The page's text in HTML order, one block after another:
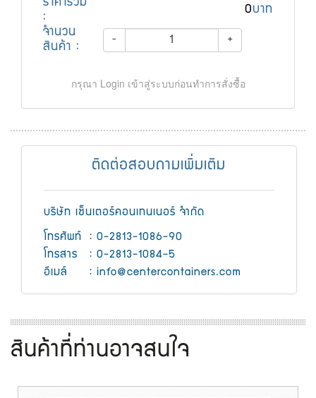
ราคารวม
:
0 บาท
จำนวน
สินค้า :
- +
กรุณา Login เข้าสู่ระบบก่อนทำการสั่งซื้อ
ติดต่อสอบถามเพิ่มเติม
บริษัท เซ็นเตอร์คอนเทนเนอร์ จำกัด
โทรศัพท์
: 0-2813-1086-90
โทรสาร
: 0-2813-1084-5
อีเมล์
:info@centercontainers.com
สินค้าที่ท่านอาจสนใจ